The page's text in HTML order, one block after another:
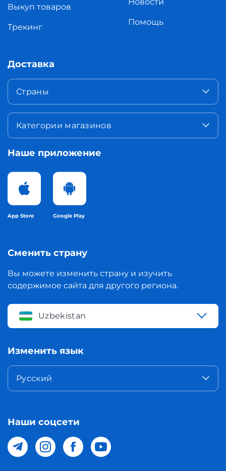
Выкуп товаров
Трекинг
Помощь
Доставка
Страны
Категории магазинов
Наше приложение
App Store Google Play
Сменить страну
Вы можете изменить страну и изучить
содержимое сайта для другого региона.
Uzbekistan
Изменить язык
Русский
Наши соцсети